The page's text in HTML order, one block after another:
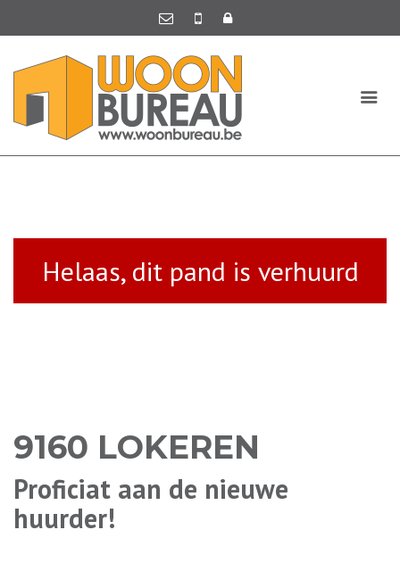
Helaas, dit pand is verhuurd
9160 LOKEREN
Proficiat aan de nieuwe
huurder!